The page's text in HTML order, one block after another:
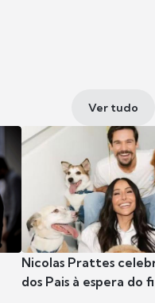
Ver tudo
Nicolas Prattes
dos Pais à espera do